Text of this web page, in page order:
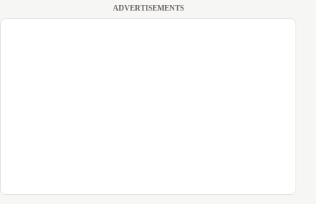
ADVERTISEMENTS